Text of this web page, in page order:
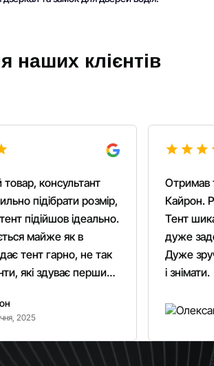
наших клієнтів
консультант
підібрати розмір,
підійшов ідеально.
майже як в
тент гарно, не так
які здуває першим
2025
Отримав
Кайрон.
Тент
дуже
Дуже
і знімати.